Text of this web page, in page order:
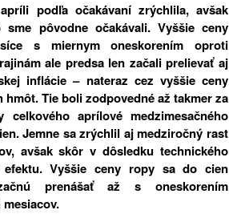
podľa očakávaní zrýchlila, avšak
sme pôvodne očakávali. Vyššie ceny
s miernym oneskorením oproti
ale predsa len začali prelievať aj
inflácie – nateraz cez vyššie ceny
hmôt. Tie boli zodpovedné až takmer za
celkového aprílové medzimesačného
Jemne sa zrýchlil aj medziročný rast
avšak skôr v dôsledku technického
efektu. Vyššie ceny ropy sa do cien
prenášať až s oneskorením